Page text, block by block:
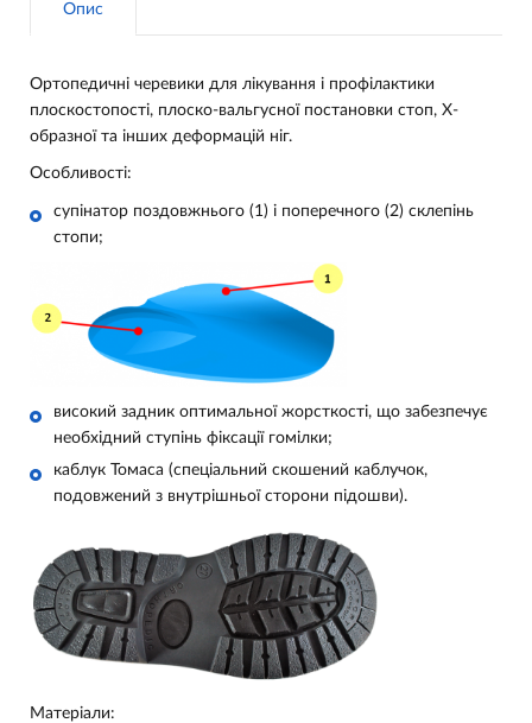
Опис
Ортопедичні черевики для лікування і профілактики
плоскостопості, плоско-вальгусної постановки стоп, Х-
образної та інших деформацій ніг.
Особливості:
супінатор поздовжнього (1) і поперечного (2) склепінь
стопи;
високий задник оптимальної жорсткості, що забезпечує
необхідний ступінь фіксації гомілки;
каблук Томаса (спеціальний скошений каблучок,
подовжений з внутрішньої сторони підошви).
Матеріали: